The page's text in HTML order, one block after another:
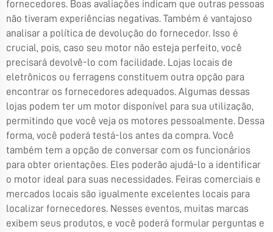
fornecedores. Boas avaliações indicam que outras pessoas
não tiveram experiências negativas. Também é vantajoso
analisar a política de devolução do fornecedor. Isso é
crucial, pois, caso seu motor não esteja perfeito, você
precisará devolvê-lo com facilidade. Lojas locais de
eletrônicos ou ferragens constituem outra opção para
encontrar os fornecedores adequados. Algumas dessas
lojas podem ter um motor disponível para sua utilização,
permitindo que você veja os motores pessoalmente. Dessa
forma, você poderá testá-los antes da compra. Você
também tem a opção de conversar com os funcionários
para obter orientações. Eles poderão ajudá-lo a identificar
o motor ideal para suas necessidades. Feiras comerciais e
mercados locais são igualmente excelentes locais para
localizar fornecedores. Nesses eventos, muitas marcas
exibem seus produtos, e você poderá formular perguntas e